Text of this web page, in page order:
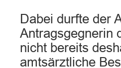
Dabei durfte der
Antragsgegnerin
nicht bereits
amtsärztliche